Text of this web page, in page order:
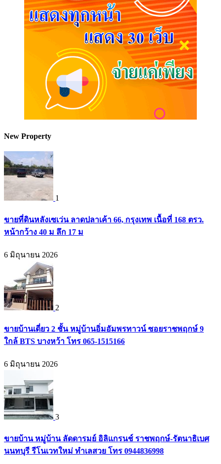
New Property
1
ขายที่ดินหลังเซเว่น ลาดปลาเค้า 66, กรุงเทพ เนื้อที่ 168 ตรว.
หน้ากว้าง 40 ม ลึก 17 ม
6 มิถุนายน 2026
2
ขายบ้านเดี่ยว 2 ชั้น หมู่บ้านอิ่มอัมพรทาวน์ ซอยราชพฤกษ์ 9
ใกล้ BTS บางหว้า โทร 065-1515166
6 มิถุนายน 2026
3
ขายบ้าน หมู่บ้าน ลัดดารมย์ อิลิแกรนช์ ราชพฤกษ์-รัตนาธิเบศ
นนทบุรี รีโนเวทใหม่ ทำเลสวย โทร 0944836998